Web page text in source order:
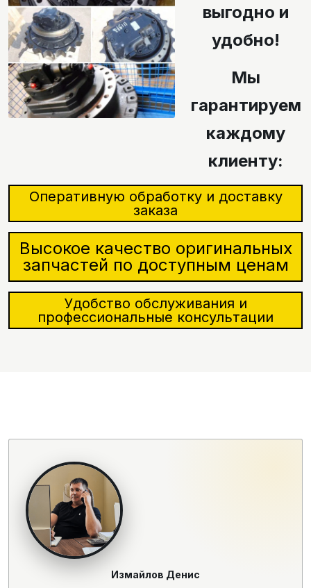
выгодно и
удобно!
Мы
гарантируем
каждому
клиенту:
Оперативную обработку и доставку
заказа
Высокое качество оригинальных
запчастей по доступным ценам
Удобство обслуживания и
профессиональные консультации
Измайлов Денис